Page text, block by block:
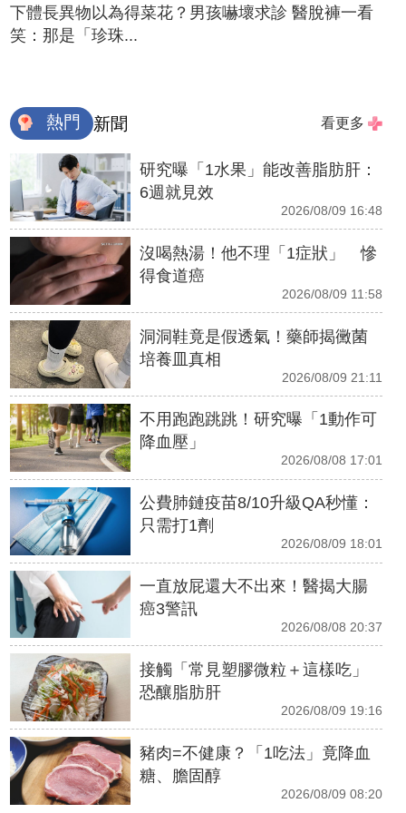
下體長異物以為得菜花？男孩嚇壞求診 醫脫褲一看
笑：那是「珍珠...
熱門 新聞 看更多
研究曝「1水果」能改善脂肪肝：
6週就見效
2026/08/09 16:48
沒喝熱湯！他不理「1症狀」 慘
得食道癌
2026/08/09 11:58
洞洞鞋竟是假透氣！藥師揭黴菌
培養皿真相
2026/08/09 21:11
不用跑跑跳跳！研究曝「1動作可
降血壓」
2026/08/08 17:01
公費肺鏈疫苗8/10升級QA秒懂：
只需打1劑
2026/08/09 18:01
一直放屁還大不出來！醫揭大腸
癌3警訊
2026/08/08 20:37
接觸「常見塑膠微粒＋這樣吃」
恐釀脂肪肝
2026/08/09 19:16
豬肉=不健康？「1吃法」竟降血
糖、膽固醇
2026/08/09 08:20